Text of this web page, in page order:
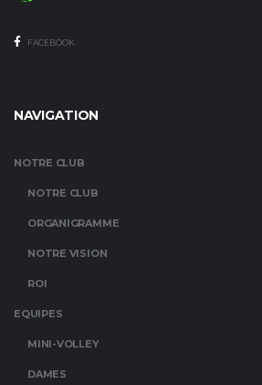
FACEBOOK
NAVIGATION
NOTRE CLUB
NOTRE CLUB
ORGANIGRAMME
NOTRE VISION
ROI
EQUIPES
MINI-VOLLEY
DAMES